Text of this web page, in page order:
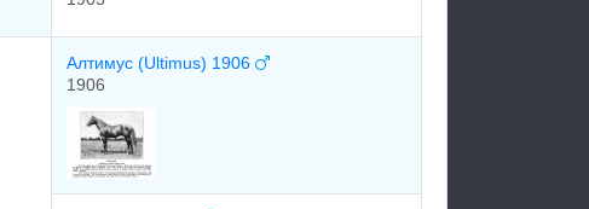
Алтимус (Ultimus) 1906
1906